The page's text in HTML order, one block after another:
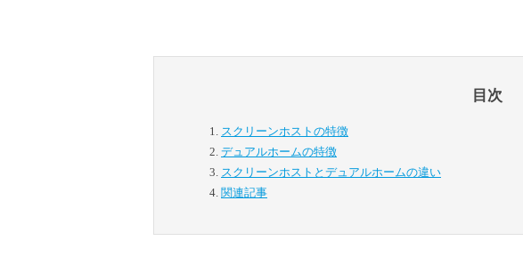
目次
スクリーンホストの特徴
デュアルホームの特徴
スクリーンホストとデュアルホームの違い
関連記事